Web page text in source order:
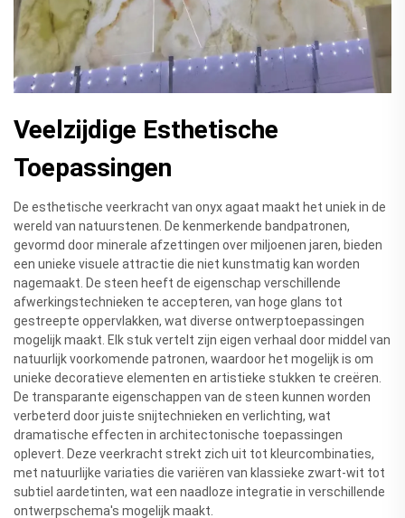
Veelzijdige Esthetische
Toepassingen
De esthetische veerkracht van onyx agaat maakt het uniek in de
wereld van natuurstenen. De kenmerkende bandpatronen,
gevormd door minerale afzettingen over miljoenen jaren, bieden
een unieke visuele attractie die niet kunstmatig kan worden
nagemaakt. De steen heeft de eigenschap verschillende
afwerkingstechnieken te accepteren, van hoge glans tot
gestreepte oppervlakken, wat diverse ontwerptoepassingen
mogelijk maakt. Elk stuk vertelt zijn eigen verhaal door middel van
natuurlijk voorkomende patronen, waardoor het mogelijk is om
unieke decoratieve elementen en artistieke stukken te creëren.
De transparante eigenschappen van de steen kunnen worden
verbeterd door juiste snijtechnieken en verlichting, wat
dramatische effecten in architectonische toepassingen
oplevert. Deze veerkracht strekt zich uit tot kleurcombinaties,
met natuurlijke variaties die variëren van klassieke zwart-wit tot
subtiel aardetinten, wat een naadloze integratie in verschillende
ontwerpschema's mogelijk maakt.